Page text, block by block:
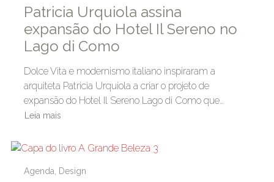
Patricia Urquiola assina
expansão do Hotel Il Sereno no
Lago di Como
Dolce Vita e modernismo italiano inspiraram a
arquiteta Patricia Urquiola a criar o projeto de
expansão do Hotel Il Sereno Lago di Como que…
Leia mais
Agenda Design